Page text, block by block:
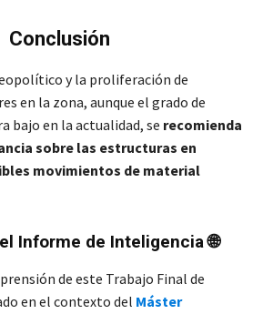
Conclusión
y la proliferación de
en la zona, aunque el grado de
bajo en la actualidad, se recomienda
sobre las estructuras en
movimientos de material
Informe de Inteligencia 🌐
de este Trabajo Final de
en el contexto del Máster